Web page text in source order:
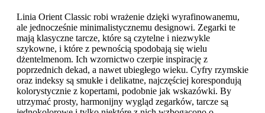
Linia Orient Classic robi wrażenie dzięki wyrafinowanemu,
ale jednocześnie minimalistycznemu designowi. Zegarki te
mają klasyczne tarcze, które są czytelne i niezwykle
szykowne, i które z pewnością spodobają się wielu
dżentelmenom. Ich wzornictwo czerpie inspirację z
poprzednich dekad, a nawet ubiegłego wieku. Cyfry rzymskie
oraz indeksy są smukłe i delikatne, najczęściej korespondują
kolorystycznie z kopertami, podobnie jak wskazówki. By
utrzymać prosty, harmonijny wygląd zegarków, tarcze są